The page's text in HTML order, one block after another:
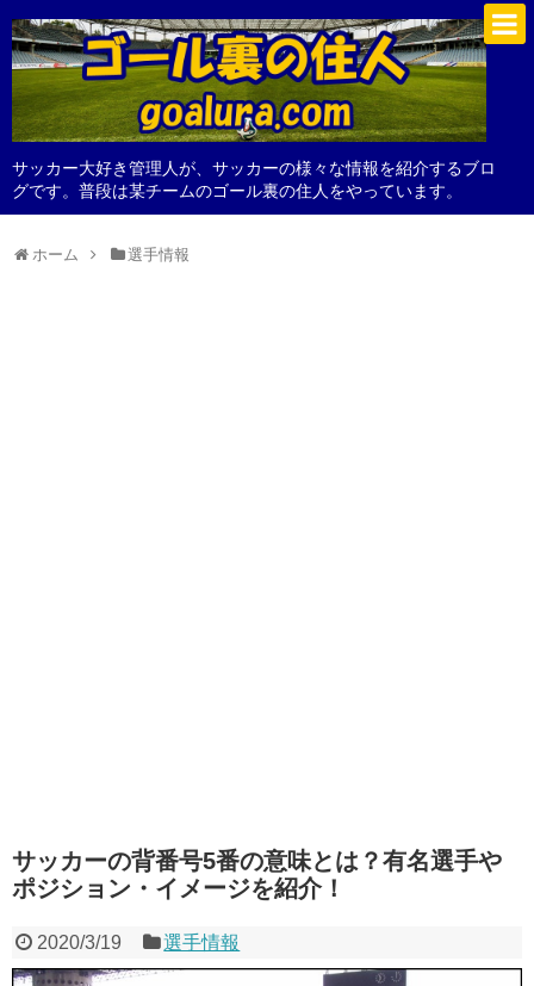
サッカー大好き管理人が、サッカーの様々な情報を紹介するブロ
グです。普段は某チームのゴール裏の住人をやっています。
ホーム 選手情報
サッカーの背番号5番の意味とは？有名選手や
ポジション・イメージを紹介！
2020/3/19 選手情報